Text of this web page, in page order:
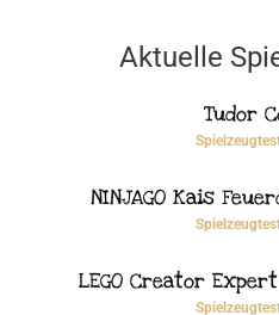
Aktuelle
Tudor
NINJAGO Kais
LEGO Creator